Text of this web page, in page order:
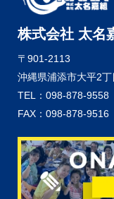
株式会社 太名
〒901-2113
沖縄県浦添市大平2
TEL：098-878-9558
FAX：098-878-9516